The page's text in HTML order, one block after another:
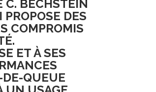
C. BECHSTEIN
DES
COMPROMIS
.
ET À SES
QUEUE